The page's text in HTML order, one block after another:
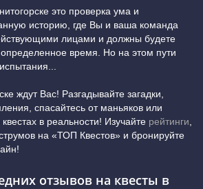
это проверка ума и
историю, где Вы и ваша команда
лицами и должны будете
время. Но на этом пути
ждут Вас! Разгадывайте загадки,
спасайтесь от маньяков или
в реальности! Изучайте рейтинги
на «ТОП Квестов» и бронируйте
отзывов на квесты в